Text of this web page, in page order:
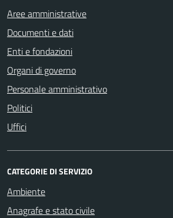
Aree amministrative
Documenti e dati
Enti e fondazioni
Organi di governo
Personale amministrativo
Politici
Uffici
CATEGORIE DI SERVIZIO
Ambiente
Anagrafe e stato civile